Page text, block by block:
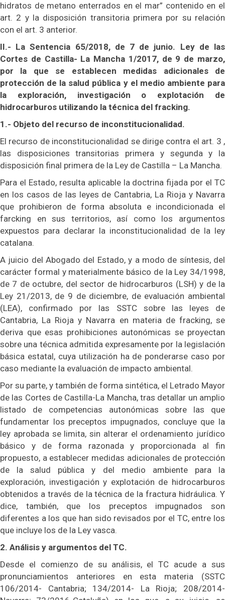
hidratos de metano enterrados en el mar” contenido en el
art. 2 y la disposición transitoria primera por su relación
con el art. 3 anterior.
II.- La Sentencia 65/2018, de 7 de junio. Ley de las
Cortes de Castilla- La Mancha 1/2017, de 9 de marzo,
por la que se establecen medidas adicionales de
protección de la salud pública y el medio ambiente para
la exploración, investigación o explotación de
hidrocarburos utilizando la técnica del fracking.
1.- Objeto del recurso de inconstitucionalidad.
El recurso de inconstitucionalidad se dirige contra el art. 3 ,
las disposiciones transitorias primera y segunda y la
disposición final primera de la Ley de Castilla – La Mancha.
Para el Estado, resulta aplicable la doctrina fijada por el TC
en los casos de las leyes de Cantabria, La Rioja y Navarra
que prohibieron de forma absoluta e incondicionada el
farcking en sus territorios, así como los argumentos
expuestos para declarar la inconstitucionalidad de la ley
catalana.
A juicio del Abogado del Estado, y a modo de síntesis, del
carácter formal y materialmente básico de la Ley 34/1998,
de 7 de octubre, del sector de hidrocarburos (LSH) y de la
Ley 21/2013, de 9 de diciembre, de evaluación ambiental
(LEA), confirmado por las SSTC sobre las leyes de
Cantabria, La Rioja y Navarra en materia de fracking, se
deriva que esas prohibiciones autonómicas se proyectan
sobre una técnica admitida expresamente por la legislación
básica estatal, cuya utilización ha de ponderarse caso por
caso mediante la evaluación de impacto ambiental.
Por su parte, y también de forma sintética, el Letrado Mayor
de las Cortes de Castilla-La Mancha, tras detallar un amplio
listado de competencias autonómicas sobre las que
fundamentar los preceptos impugnados, concluye que la
ley aprobada se limita, sin alterar el ordenamiento jurídico
básico y de forma razonada y proporcionada al fin
propuesto, a establecer medidas adicionales de protección
de la salud pública y del medio ambiente para la
exploración, investigación y explotación de hidrocarburos
obtenidos a través de la técnica de la fractura hidráulica. Y
dice, también, que los preceptos impugnados son
diferentes a los que han sido revisados por el TC, entre los
que incluye los de la Ley vasca.
2. Análisis y argumentos del TC.
Desde el comienzo de su análisis, el TC acude a sus
pronunciamientos anteriores en esta materia (SSTC
106/2014- Cantabria; 134/2014- La Rioja; 208/2014-